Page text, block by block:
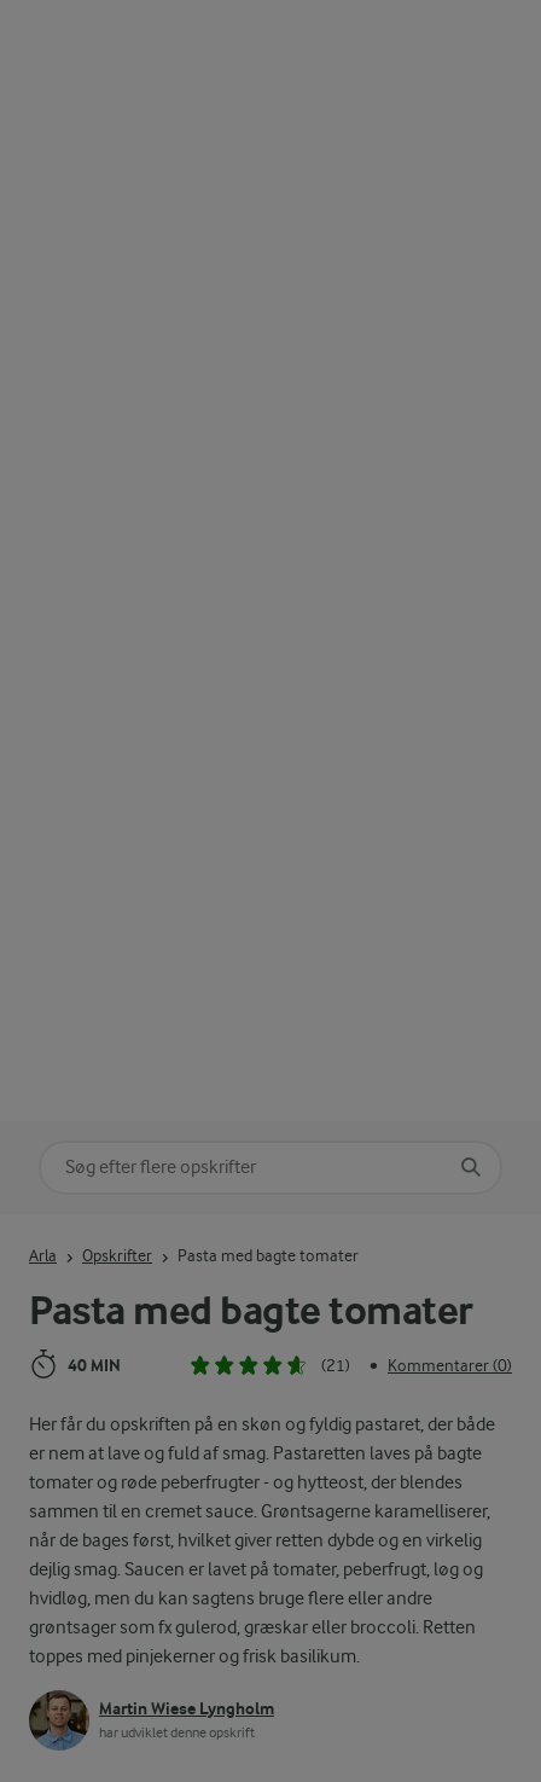
Pasta med bagte tomater
40 MIN (21) • Kommentarer (0)
Her får du opskriften på en skøn og fyldig pastaret, der både
er nem at lave og fuld af smag. Pastaretten laves på bagte
tomater og røde peberfrugter - og hytteost, der blendes
sammen til en cremet sauce. Grøntsagerne karamelliserer,
når de bages først, hvilket giver retten dybde og en virkelig
dejlig smag. Saucen er lavet på tomater, peberfrugt, løg og
hvidløg, men du kan sagtens bruge flere eller andre
grøntsager som fx gulerod, græskar eller broccoli. Retten
toppes med pinjekerner og frisk basilikum.
Martin Wiese Lyngholm
har udviklet denne opskrift
Arla Opskrifter Pasta med bagte tomater
Søg på kategori